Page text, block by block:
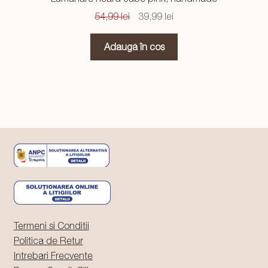
54,99lei
Prețul
a
fost:
39,99 leiPrețul
39,99 lei.
Adaugă în coș
Termeni si Conditii
Politica de Retur
Intrebari Frecvente